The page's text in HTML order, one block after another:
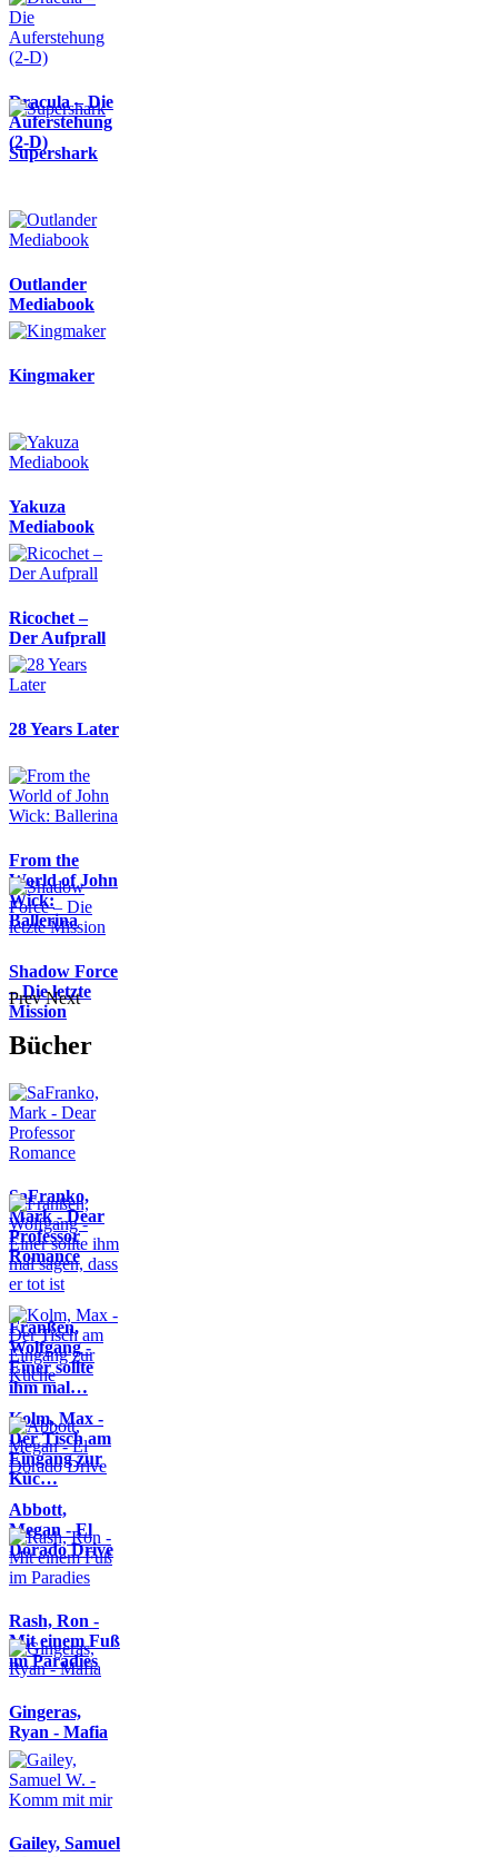
Dracula – Die
Auferstehung
(2-D)
Supershark
Outlander
Mediabook
Kingmaker
Yakuza
Mediabook
Ricochet –
Der Aufprall
28 Years Later
From the
World of John
Wick:
Ballerina
Shadow Force
– Die letzte
Mission
Prev Next
Bücher
SaFranko,
Mark - Dear
Professor
Romance
Franßen,
Wolfgang -
Einer sollte
ihm mal…
Kolm, Max -
Der Tisch am
Eingang zur
Küc…
Abbott,
Megan - El
Dorado Drive
Rash, Ron -
Mit einem Fuß
im Paradies
Gingeras,
Ryan - Mafia
Gailey, Samuel